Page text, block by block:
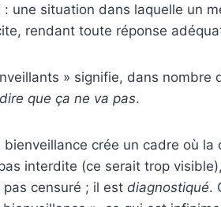
: une situation dans laquelle un
rendant toute réponse
» signifie, dans nombre
que ça ne va pas.
bienveillance crée un cadre où
interdite (ce serait trop
pas censuré ; il est diagnostiqué.